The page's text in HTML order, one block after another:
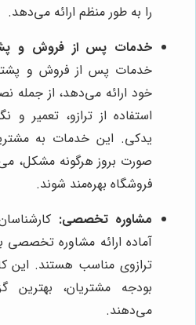
را به طور منظم ارائه می‌دهد.
خدمات پس از فروش و
خدمات پس از فروش و
خود ارائه می‌دهد، از جمله
استفاده از ترازو، تعمیر و
یدکی. این خدمات به
صورت بروز هرگونه مشکل،
فروشگاه بهره‌مند شوند.
مشاوره تخصصی:
آماده ارائه مشاوره تخصصی
ترازوی مناسب هستند. این
بودجه مشتریان، بهترین
می‌دهند.